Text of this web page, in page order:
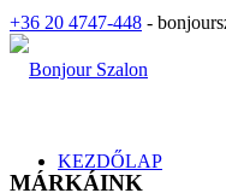
+36 20 4747-448 -
KEZDŐLAP
MÁRKÁINK